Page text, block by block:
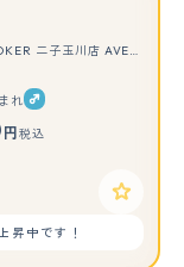
もっと見る
DOG&CAT JOKER 二子玉川店 AVENUE
れ
円 税込
昇中です！